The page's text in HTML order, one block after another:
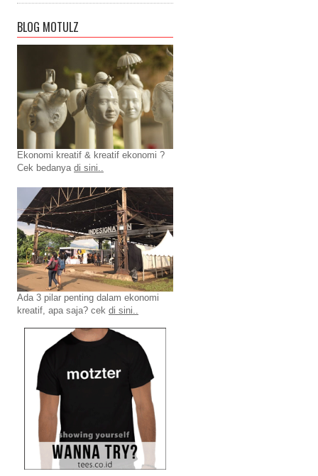
BLOG MOTULZ
Ekonomi kreatif & kreatif ekonomi ?
Cek bedanya di sini..
Ada 3 pilar penting dalam ekonomi
kreatif, apa saja? cek di sini..